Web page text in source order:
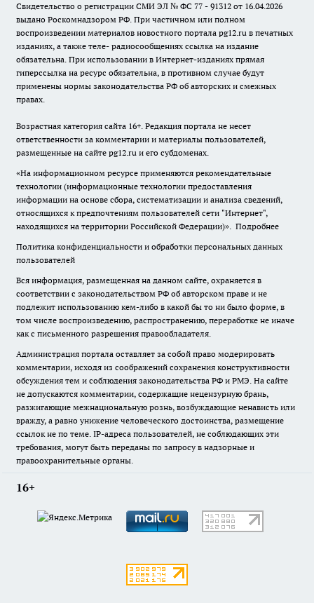
Свидетельство о регистрации СМИ ЭЛ № ФС 77 - 91312 от 16.04.2026
выдано Роскомнадзором РФ. При частичном или полном
воспроизведении материалов новостного портала pg12.ru в печатных
изданиях, а также теле- радиосообщениях ссылка на издание
обязательна. При использовании в Интернет-изданиях прямая
гиперссылка на ресурс обязательна, в противном случае будут
применены нормы законодательства РФ об авторских и смежных
правах.
Возрастная категория сайта 16+. Редакция портала не несет
ответственности за комментарии и материалы пользователей,
размещенные на сайте pg12.ru и его субдоменах.
«На информационном ресурсе применяются рекомендательные
технологии (информационные технологии предоставления
информации на основе сбора, систематизации и анализа сведений,
относящихся к предпочтениям пользователей сети "Интернет",
находящихся на территории Российской Федерации)». Подробнее
Политика конфиденциальности и обработки персональных данных
пользователей
Вся информация, размещенная на данном сайте, охраняется в
соответствии с законодательством РФ об авторском праве и не
подлежит использованию кем-либо в какой бы то ни было форме, в
том числе воспроизведению, распространению, переработке не иначе
как с письменного разрешения правообладателя.
Администрация портала оставляет за собой право модерировать
комментарии, исходя из соображений сохранения конструктивности
обсуждения тем и соблюдения законодательства РФ и РМЭ. На сайте
не допускаются комментарии, содержащие нецензурную брань,
разжигающие межнациональную рознь, возбуждающие ненависть или
вражду, а равно унижение человеческого достоинства, размещение
ссылок не по теме. IP-адреса пользователей, не соблюдающих эти
требования, могут быть переданы по запросу в надзорные и
правоохранительные органы.
16+